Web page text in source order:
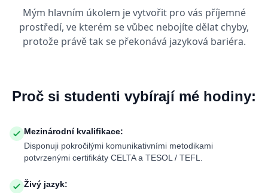
Mým hlavním úkolem je vytvořit pro vás příjemné
prostředí, ve kterém se vůbec nebojíte dělat chyby,
protože právě tak se překonává jazyková bariéra.
Proč si studenti vybírají mé hodiny:
Mezinárodní kvalifikace:
Disponuji pokročilými komunikativními metodikami
potvrzenými certifikáty CELTA a TESOL / TEFL.
Živý jazyk: